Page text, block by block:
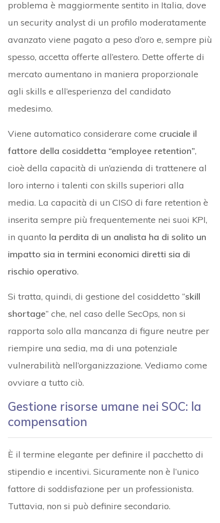
problema è maggiormente sentito in Italia, dove
un security analyst di un profilo moderatamente
avanzato viene pagato a peso d’oro e, sempre più
spesso, accetta offerte all’estero. Dette offerte di
mercato aumentano in maniera proporzionale
agli skills e all’esperienza del candidato
medesimo.
Viene automatico considerare come cruciale il
fattore della cosiddetta “employee retention”,
cioè della capacità di un’azienda di trattenere al
loro interno i talenti con skills superiori alla
media. La capacità di un CISO di fare retention è
inserita sempre più frequentemente nei suoi KPI,
in quanto la perdita di un analista ha di solito un
impatto sia in termini economici diretti sia di
rischio operativo.
Si tratta, quindi, di gestione del cosiddetto “skill
shortage” che, nel caso delle SecOps, non si
rapporta solo alla mancanza di figure neutre per
riempire una sedia, ma di una potenziale
vulnerabilità nell’organizzazione. Vediamo come
ovviare a tutto ciò.
Gestione risorse umane nei SOC: la
compensation
È il termine elegante per definire il pacchetto di
stipendio e incentivi. Sicuramente non è l’unico
fattore di soddisfazione per un professionista.
Tuttavia, non si può definire secondario.